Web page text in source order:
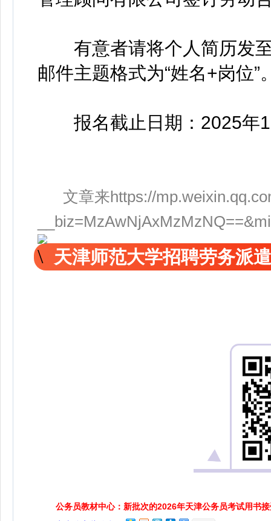
有意者请将个人简历发至
邮件主题格式为“姓名+岗位”
报名截止日期：2025年
文章来https://
天津师范大学招聘劳务派
公务员教材中心：新批次的2026年天津公务员考试用书